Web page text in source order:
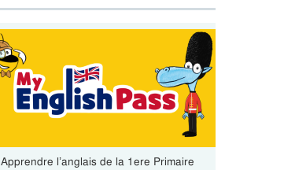
Apprendre l’anglais de la 1ere Primaire